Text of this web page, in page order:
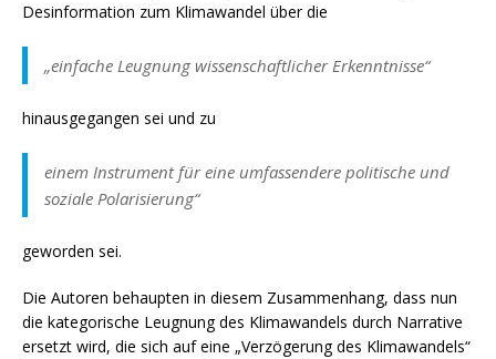
Desinformation zum Klimawandel über die
„einfache Leugnung wissenschaftlicher Erkenntnisse“
hinausgegangen sei und zu
einem Instrument für eine umfassendere politische und
soziale Polarisierung“
geworden sei.
Die Autoren behaupten in diesem Zusammenhang, dass nun
die kategorische Leugnung des Klimawandels durch Narrative
ersetzt wird, die sich auf eine „Verzögerung des Klimawandels“